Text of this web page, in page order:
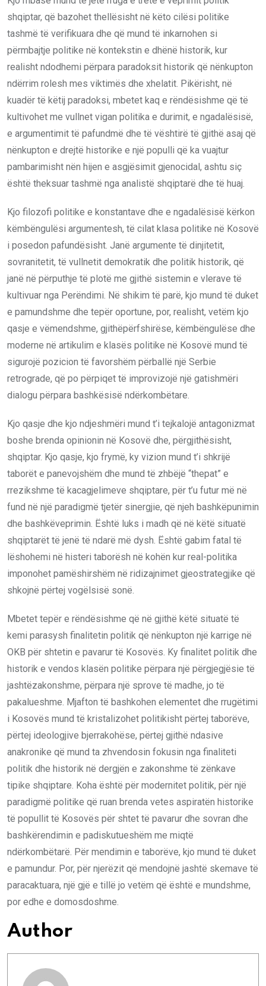
shqiptar, që bazohet thellësisht në këto cilësi politike
tashmë të verifikuara dhe që mund të inkarnohen si
përmbajtje politike në kontekstin e dhënë historik, kur
realisht ndodhemi përpara paradoksit historik që nënkupton
ndërrim rolesh mes viktimës dhe xhelatit. Pikërisht, në
kuadër të këtij paradoksi, mbetet kaq e rëndësishme që të
kultivohet me vullnet vigan politika e durimit, e ngadalësisë,
e argumentimit të pafundmë dhe të vështirë të gjithë asaj që
nënkupton e drejtë historike e një populli që ka vuajtur
pambarimisht nën hijen e asgjësimit gjenocidal, ashtu siç
është theksuar tashmë nga analistë shqiptarë dhe të huaj.
Kjo filozofi politike e konstantave dhe e ngadalësisë kërkon
këmbëngulësi argumentesh, të cilat klasa politike në Kosovë
i posedon pafundësisht. Janë argumente të dinjitetit,
sovranitetit, të vullnetit demokratik dhe politik historik, që
janë në përputhje të plotë me gjithë sistemin e vlerave të
kultivuar nga Perëndimi. Në shikim të parë, kjo mund të duket
e pamundshme dhe tepër oportune, por, realisht, vetëm kjo
qasje e vëmendshme, gjithëpërfshirëse, këmbëngulëse dhe
moderne në artikulim e klasës politike në Kosovë mund të
sigurojë pozicion të favorshëm përballë një Serbie
retrograde, që po përpiqet të improvizojë një gatishmëri
dialogu përpara bashkësisë ndërkombëtare.
Kjo qasje dhe kjo ndjeshmëri mund t’i tejkalojë antagonizmat
boshe brenda opinionin në Kosovë dhe, përgjithësisht,
shqiptar. Kjo qasje, kjo frymë, ky vizion mund t’i shkrijë
taborët e panevojshëm dhe mund të zhbëjë “thepat” e
rrezikshme të kacagjelimeve shqiptare, për t’u futur më në
fund në një paradigmë tjetër sinergjie, që njeh bashkëpunimin
dhe bashkëveprimin. Është luks i madh që në këtë situatë
shqiptarët të jenë të ndarë më dysh. Është gabim fatal të
lëshohemi në histeri taborësh në kohën kur real-politika
imponohet pamëshirshëm në ridizajnimet gjeostrategjike që
shkojnë përtej vogëlsisë sonë.
Mbetet tepër e rëndësishme që në gjithë këtë situatë të
kemi parasysh finalitetin politik që nënkupton një karrige në
OKB për shtetin e pavarur të Kosovës. Ky finalitet politik dhe
historik e vendos klasën politike përpara një përgjegjësie të
jashtëzakonshme, përpara një sprove të madhe, jo të
pakalueshme. Mjafton të bashkohen elementet dhe rrugëtimi
i Kosovës mund të kristalizohet politikisht përtej taborëve,
përtej ideologjive bjerrakohëse, përtej gjithë ndasive
anakronike që mund ta zhvendosin fokusin nga finaliteti
politik dhe historik në dergjën e zakonshme të zënkave
tipike shqiptare. Koha është për modernitet politik, për një
paradigmë politike që ruan brenda vetes aspiratën historike
të popullit të Kosovës për shtet të pavarur dhe sovran dhe
bashkërendimin e padiskutueshëm me miqtë
ndërkombëtarë. Për mendimin e taborëve, kjo mund të duket
e pamundur. Por, për njerëzit që mendojnë jashtë skemave të
paracaktuara, një gjë e tillë jo vetëm që është e mundshme,
por edhe e domosdoshme.
Author